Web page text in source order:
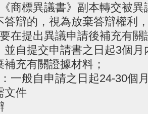
商標異議書》副本轉交被
答辯的，視為放棄答辯權利
在提出異議申請後補充有
並自提交申請書之日起3個
充有關證據材料；
一般自申請之日起24-30個
文件